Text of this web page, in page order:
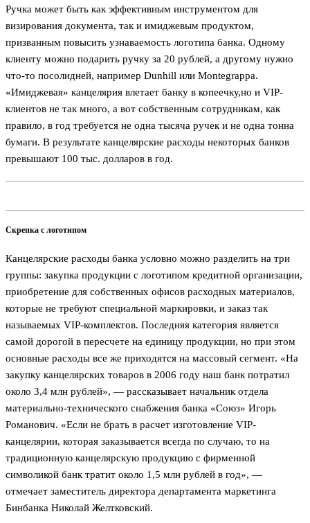
Ручка может быть как эффективным инструментом для
визирования документа, так и имиджевым продуктом,
призванным повысить узнаваемость логотипа банка. Одному
клиенту можно подарить ручку за 20 рублей, а другому нужно
что-то посолидней, например Dunhill или Montegrappa.
«Имиджевая» канцелярия влетает банку в копеечку,но и VIP-
клиентов не так много, а вот собственным сотрудникам, как
правило, в год требуется не одна тысяча ручек и не одна тонна
бумаги. В результате канцелярские расходы некоторых банков
превышают 100 тыс. долларов в год.
Скрепка с логотипом
Канцелярские расходы банка условно можно разделить на три
группы: закупка продукции с логотипом кредитной организации,
приобретение для собственных офисов расходных материалов,
которые не требуют специальной маркировки, и заказ так
называемых VIP-комплектов. Последняя категория является
самой дорогой в пересчете на единицу продукции, но при этом
основные расходы все же приходятся на массовый сегмент. «На
закупку канцелярских товаров в 2006 году наш банк потратил
около 3,4 млн рублей», — рассказывает начальник отдела
материально-технического снабжения банка «Союз» Игорь
Романович. «Если не брать в расчет изготовление VIP-
канцелярии, которая заказывается всегда по случаю, то на
традиционную канцелярскую продукцию с фирменной
символикой банк тратит около 1,5 млн рублей в год», —
отмечает заместитель директора департамента маркетинга
Бинбанка Николай Желтковский.